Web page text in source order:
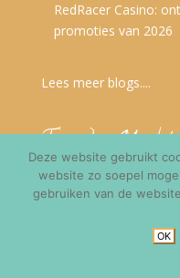
RedRacer Casino:
promoties van 2026
Lees meer blogs....
Tips van
Deze website gebruikt
website zo soepel
gebruiken van de
OK